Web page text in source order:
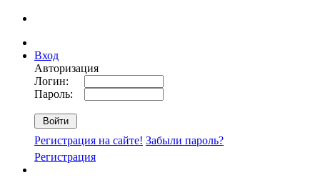
Вход
Авторизация
Логин:
Пароль:
Регистрация на сайте! Забыли пароль?
Регистрация